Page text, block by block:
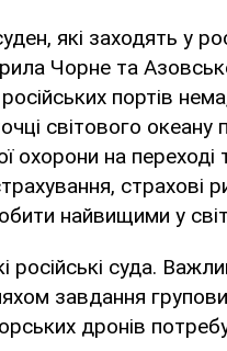
які заходять у
Чорне та
портів
світового океану
охорони на
страхові
найвищими у
російські суда.
завдання
дронів